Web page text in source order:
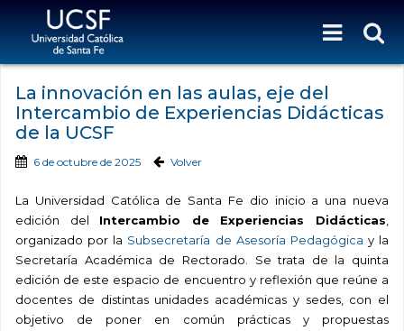
La innovación en las aulas, eje del
Intercambio de Experiencias Didácticas
de la UCSF
6 de octubre de 2025 Volver
La Universidad Católica de Santa Fe dio inicio a una nueva
edición del Intercambio de Experiencias Didácticas
organizado por la Subsecretaría de Asesoría Pedagógica y la
Secretaría Académica de Rectorado. Se trata de la quinta
edición de este espacio de encuentro y reflexión que reúne a
docentes de distintas unidades académicas y sedes, con el
objetivo de poner en común prácticas y propuestas